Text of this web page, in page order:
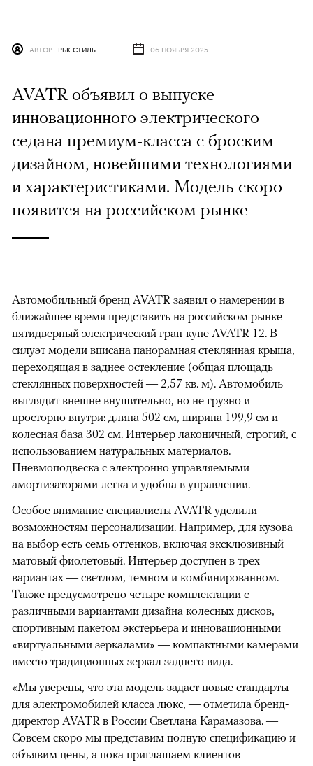
АВТОР РБК СТИЛЬ 06 НОЯБРЯ 2025
AVATR объявил о выпуске
инновационного электрического
седана премиум-класса с броским
дизайном, новейшими технологиями
и характеристиками. Модель скоро
появится на российском рынке
Автомобильный бренд AVATR заявил о намерении в
ближайшее время представить на российском рынке
пятидверный электрический гран-купе AVATR 12. В
силуэт модели вписана панорамная стеклянная крыша,
переходящая в заднее остекление (общая площадь
стеклянных поверхностей — 2,57 кв. м). Автомобиль
выглядит внешне внушительно, но не грузно и
просторно внутри: длина 502 см, ширина 199,9 см и
колесная база 302 см. Интерьер лаконичный, строгий, с
использованием натуральных материалов.
Пневмоподвеска с электронно управляемыми
амортизаторами легка и удобна в управлении.
Особое внимание специалисты AVATR уделили
возможностям персонализации. Например, для кузова
на выбор есть семь оттенков, включая эксклюзивный
матовый фиолетовый. Интерьер доступен в трех
вариантах — светлом, темном и комбинированном.
Также предусмотрено четыре комплектации с
различными вариантами дизайна колесных дисков,
спортивным пакетом экстерьера и инновационными
«виртуальными зеркалами» — компактными камерами
вместо традиционных зеркал заднего вида.
«Мы уверены, что эта модель задаст новые стандарты
для электромобилей класса люкс, — отметила бренд-
директор AVATR в России Светлана Карамазова. —
Совсем скоро мы представим полную спецификацию и
объявим цены, а пока приглашаем клиентов